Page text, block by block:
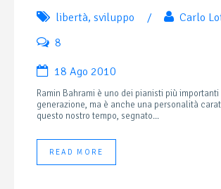
libertà, sviluppo / Carlo
8
18 Ago 2010
Ramin Bahrami è uno dei pianisti più
generazione, ma è anche una personalità
questo nostro tempo, segnato...
READ MORE